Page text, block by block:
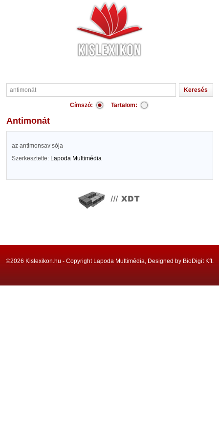
Címszó: Tartalom:
antimonát
az antimonsav sója
Szerkesztette: Lapoda Multimédia
©2026 Kislexikon.hu - Copyright Lapoda Multimédia, Designed by BioDigit Kft.